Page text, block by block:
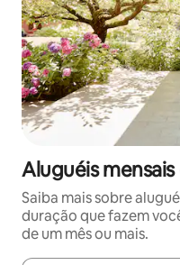
Aluguéis
Saiba mais sobre
duração que fazem
de um mês ou mais.